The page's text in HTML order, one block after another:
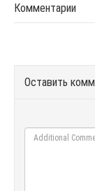
Комментарии
Оставить